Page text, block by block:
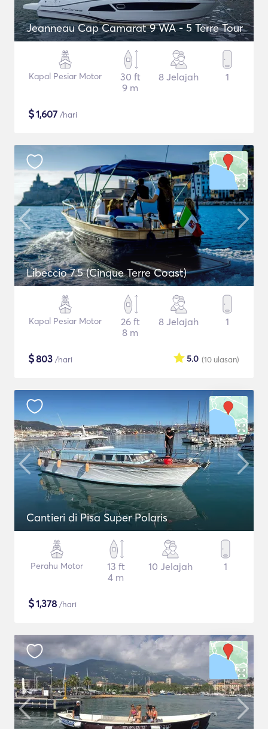
Jeanneau Cap Camarat 9 WA - 5 Terre Tour
Kapal Pesiar Motor
30 ft
9 m
8 Jelajah 1
$1,607 /hari
Libeccio 7.5 (Cinque Terre Coast)
Kapal Pesiar Motor
26 ft
8 m
8 Jelajah 1
$803 /hari (10 ulasan)
5.0
Cantieri di Pisa Super Polaris
Perahu Motor
13 ft
4 m
10 Jelajah 1
$1,378 /hari